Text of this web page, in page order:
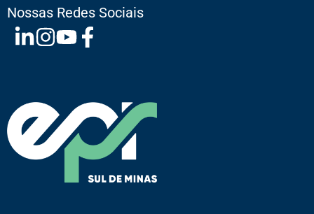
Nossas Redes Sociais